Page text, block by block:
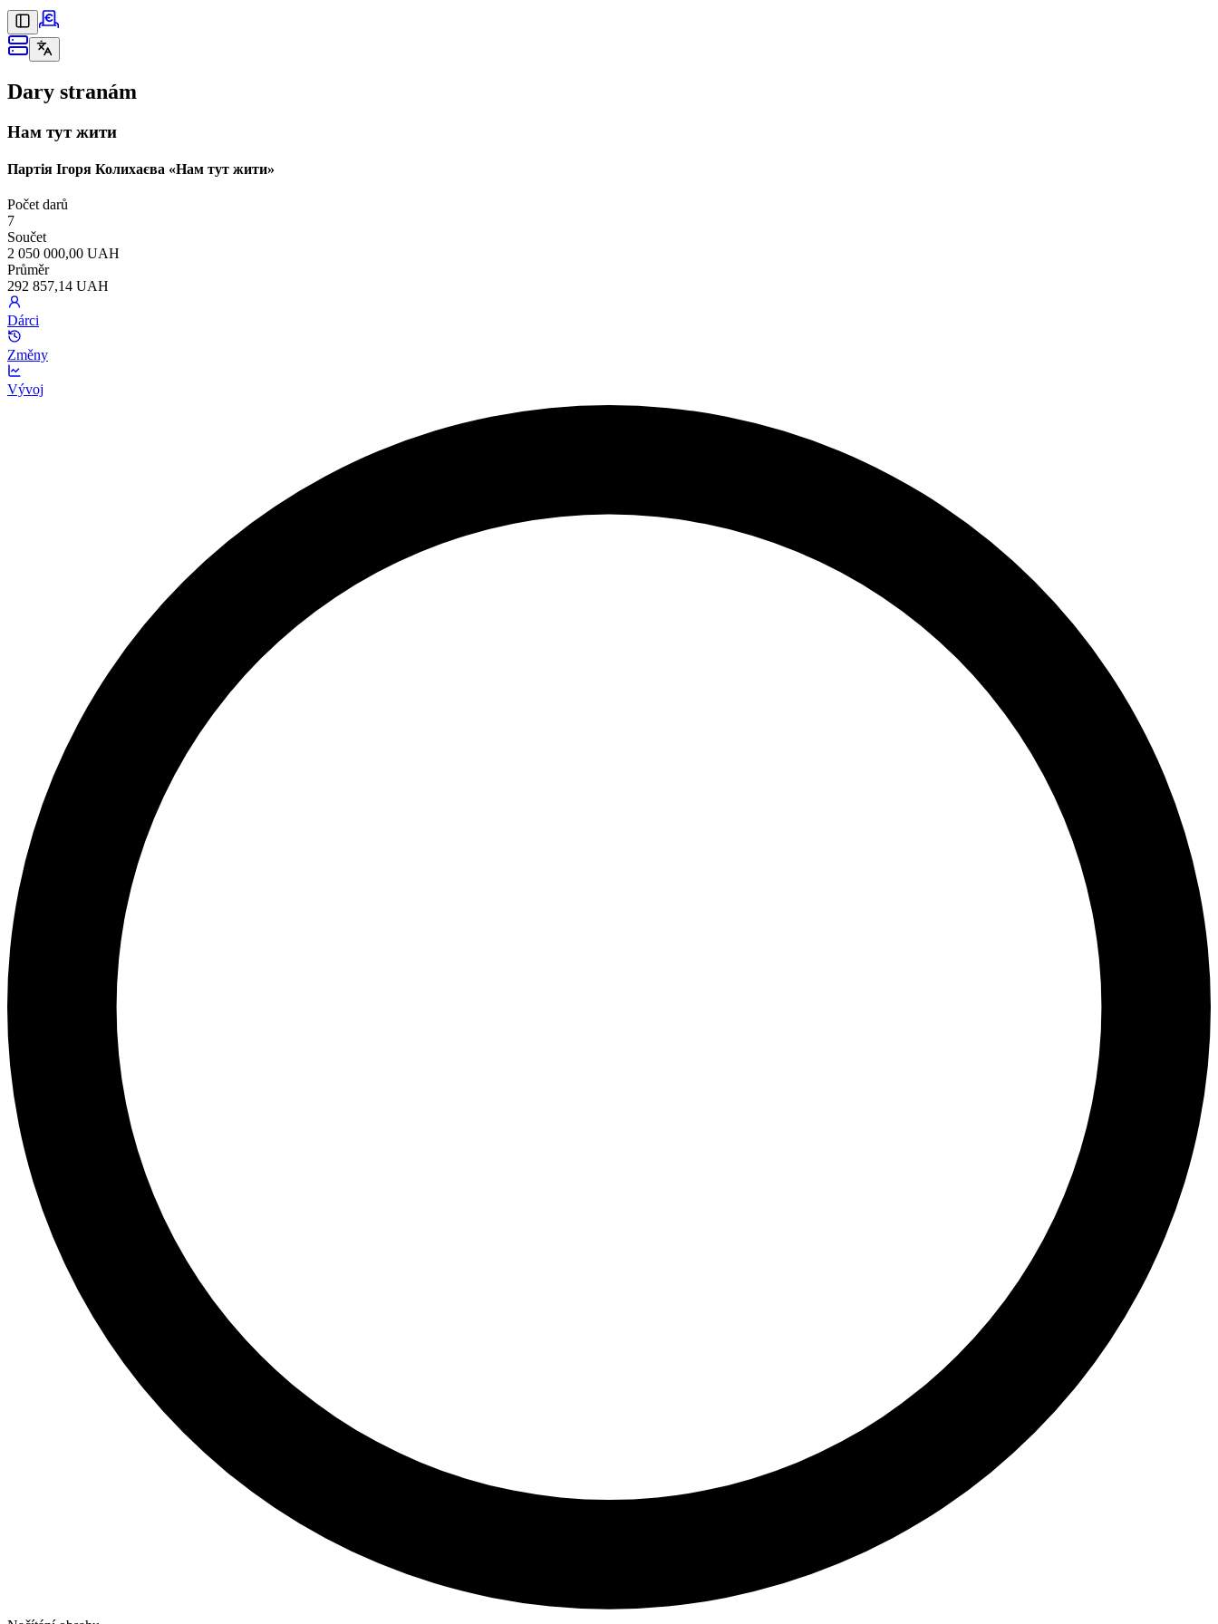
Dary stranám
Нам тут жити
Партія Ігоря Колихаєва «Нам тут жити»
Počet darů
7
Součet
2 050 000,00 UAH
Průměr
292 857,14 UAH
Dárci
Změny
Vývoj